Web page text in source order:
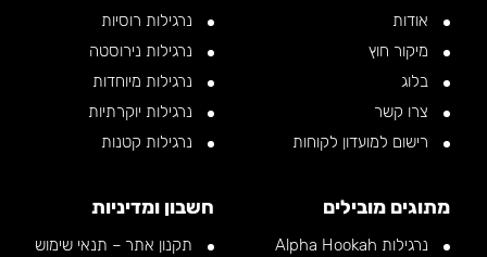
אודות
מיקור חוץ
בלוג
צרו קשר
רישום למועדון לקוחות
נרגילות רוסיות
נרגילות נירוסטה
נרגילות מיוחדות
נרגילות יוקרתיות
נרגילות קטנות
מתוגים מובילים
נרגילות Alpha Hookah
חשבון ומדיניות
תקנון אתר – תנאי שימוש